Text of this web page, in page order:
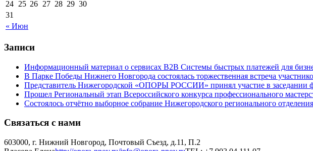
« Июн
24 25 26 27 28 29 30
31
Записи
Информационный материал о сервисах В2В Системы быстрых платежей для
В Парке Победы Нижнего Новгорода состоялась торжественная встреча
Представитель Нижегородской «ОПОРЫ РОССИИ» принял участие в заседании
Прошел Региональный этап Всероссийского конкурса профессионального
Состоялось отчётно выборное собрание Нижегородского регионального
Связаться с нами
603000, г. Нижний Новгород, Почтовый Съезд, д.11, П.2